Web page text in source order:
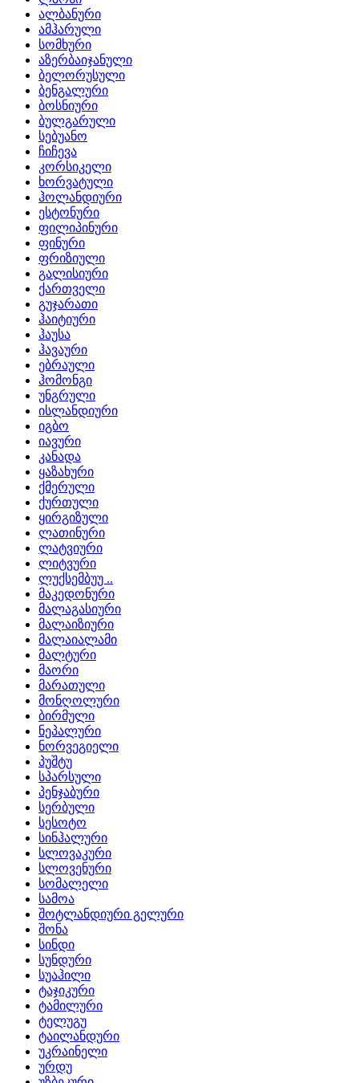
ალბანური
ამჰარული
სომხური
აზერბაიჯანული
ბელორუსული
ბენგალური
ბოსნიური
ბულგარული
სებუანო
ჩიჩევა
კორსიკელი
ხორვატული
ჰოლანდიური
ესტონური
ფილიპინური
ფინური
ფრიზიული
გალისიური
ქართველი
გუჯარათი
ჰაიტიური
ჰაუსა
ჰავაური
ებრაული
ჰომონგი
უნგრული
ისლანდიური
იგბო
იავური
კანადა
ყაზახური
ქმერული
ქურთული
ყირგიზული
ლათინური
ლატვიური
ლიტვური
ლუქსემბუუ ..
მაკედონური
მალაგასიური
მალაიზიური
მალაიალამი
მალტური
მაორი
მარათული
მონღოლური
ბირმული
ნეპალური
ნორვეგიელი
პუშტუ
სპარსული
პენჯაბური
სერბული
სესოტო
სინჰალური
სლოვაკური
სლოვენური
სომალელი
სამოა
შოტლანდიური გელური
შონა
სინდი
სუნდური
სუაჰილი
ტაჯიკური
ტამილური
ტელუგუ
ტაილანდური
უკრაინელი
ურდუ